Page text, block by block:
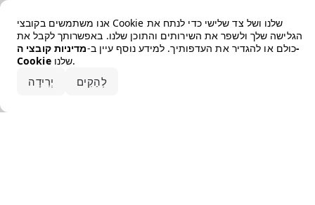
אנו משתמשים בקובצי Cookie שלנו ושל צד שלישי כדי לנתח את
הגלישה שלך ולשפר את השירותים והתוכן שלנו. באפשרותך לקבל את
כולם או להגדיר את העדפותיך. למידע נוסף עיין ב-מדיניות קובצי ה-
Cookie
שלנו.
יְרִידָה לְהַקִים
Error loading the brand